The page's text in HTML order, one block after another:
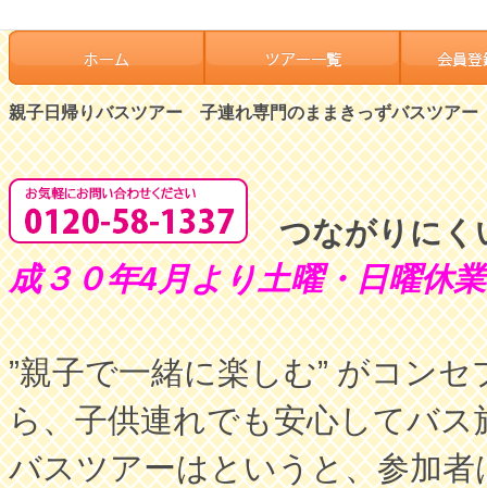
親子日帰りバスツアー 子連れ専門のままきっずバスツアー
つながりにく
成３０年4月より土曜・日曜休
”親子で一緒に楽しむ” がコン
ら、子供連れでも安心してバ
バスツアーはというと、参加